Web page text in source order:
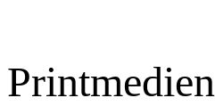
Printmedien